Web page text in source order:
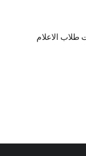
طلاب الاعلام